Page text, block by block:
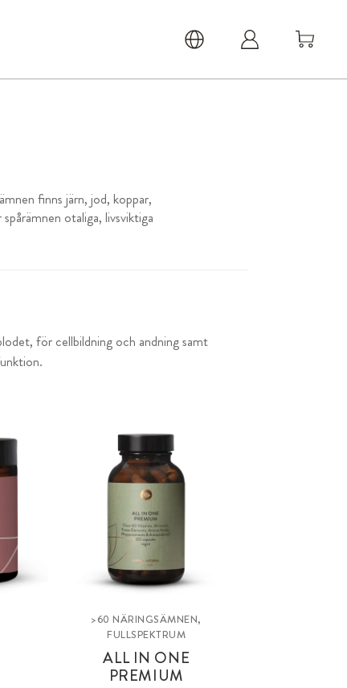
finns järn, jod, koppar,
otaliga, livsviktiga
för cellbildning och andning samt
>60 NÄRINGSÄMNEN,
FULLSPEKTRUM
ALL IN ONE
PREMIUM